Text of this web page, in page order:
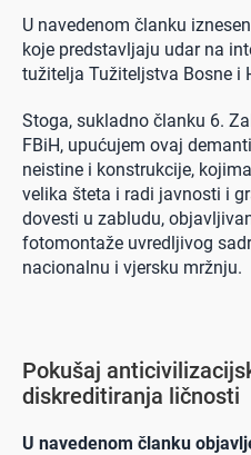
U navedenom članku
koje predstavljaju udar na
tužitelja Tužiteljstva Bosne i
Stoga, sukladno članku 6.
FBiH, upućujem ovaj
neistine i konstrukcije,
velika šteta i radi javnosti i
dovesti u zabludu,
fotomontaže uvredljivog
nacionalnu i vjersku mržnju.
Pokušaj
diskreditiranja ličnosti
U navedenom članku